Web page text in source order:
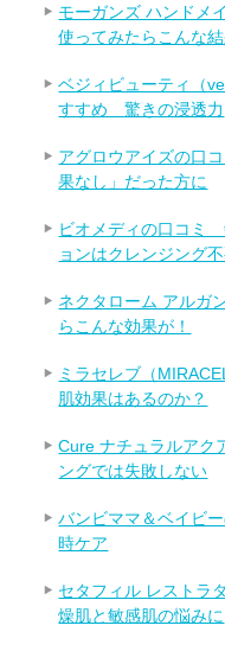
モーガンズ ハンドメ
使ってみたらこんな
ベジィビューティ（
すすめ 驚きの浸透力
アグロウアイズの口
果なし」だった方に
ビオメディの口コミ
ョンはクレンジング
ネクタローム アルガ
らこんな効果が！
ミラセレブ（
肌効果はあるのか？
Cure ナチュラルア
ングでは失敗しない
バンビママ＆ベイビ
時ケア
セタフィル レストラ
燥肌と敏感肌の悩みに